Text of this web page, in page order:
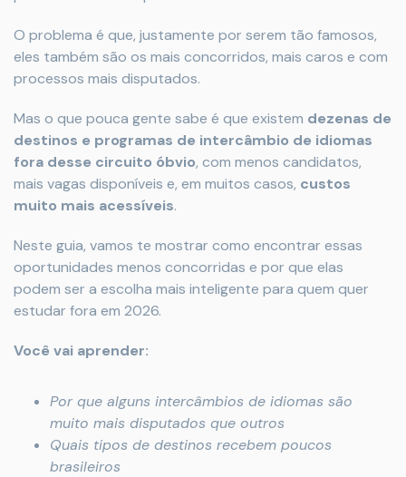
O problema é que, justamente por serem tão famosos,
eles também são os mais concorridos, mais caros e com
processos mais disputados.
Mas o que pouca gente sabe é que existem dezenas de
destinos e programas de intercâmbio de idiomas
fora desse circuito óbvio, com menos candidatos,
mais vagas disponíveis e, em muitos casos, custos
muito mais acessíveis.
Neste guia, vamos te mostrar como encontrar essas
oportunidades menos concorridas e por que elas
podem ser a escolha mais inteligente para quem quer
estudar fora em 2026.
Você vai aprender:
Por que alguns intercâmbios de idiomas são
muito mais disputados que outros
Quais tipos de destinos recebem poucos
brasileiros